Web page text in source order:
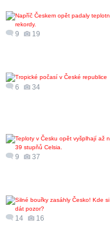
9 19
6 34
9 37
14 16